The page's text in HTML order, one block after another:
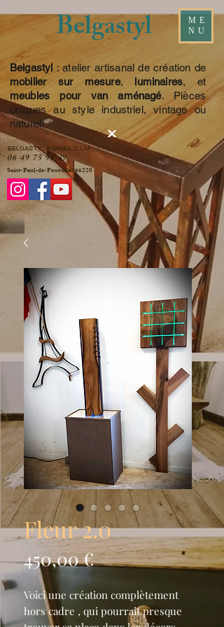
ME
NU
BELGASTYL@GMAIL.COM
06 49 75 96 39
Belgastyl : atelier artisanal de création de
mobilier sur mesure, luminaires, et
meubles pour van aménagé. Pièces
uniques au style industriel, vintage ou
naturel.
Belgastyl
Saint-Paul-de-Fenouillet 66220
Fleur 2.0
450,00 €Prix
Voici une création complètement
hors cadre , qui pourrait presque